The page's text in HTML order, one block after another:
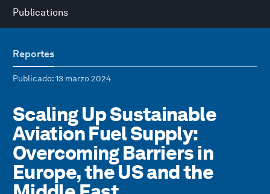
Publications
Reportes
Publicado: 13 marzo 2024
Scaling Up Sustainable
Aviation Fuel Supply:
Overcoming Barriers in
Europe, the US and the